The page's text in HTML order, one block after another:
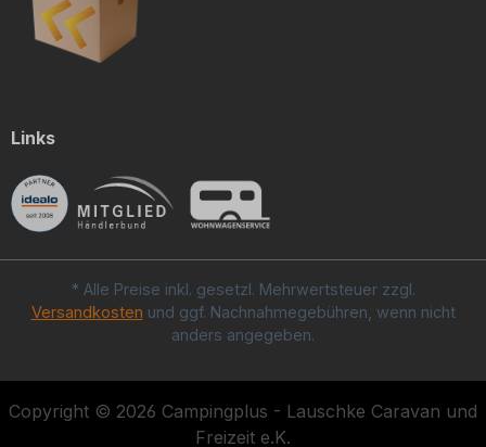
Links
* Alle Preise inkl. gesetzl. Mehrwertsteuer zzgl.
Versandkosten und ggf. Nachnahmegebühren, wenn nicht
anders angegeben.
Copyright © 2026 Campingplus - Lauschke Caravan und
Freizeit e.K.